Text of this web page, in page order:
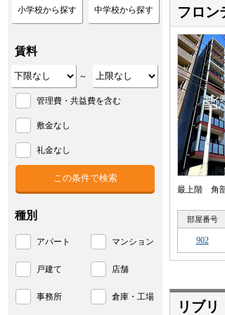
フロン
最上階 角
部屋番号
902
リブリ
小学校から探す 中学校から探す
賃料
～
管理費・共益費を含む
敷金なし
礼金なし
種別
アパート マンション
戸建て 店舗
事務所 倉庫・工場